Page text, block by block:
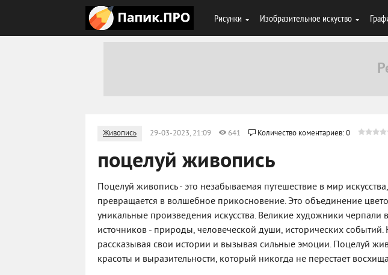
Рисунки Изобразительное искуство
Живопись 29-03-2023, 21:09 641 Количество коментариев: 0
поцелуй живопись
Поцелуй живопись - это незабываемая путешествие в мир
превращается в волшебное прикосновение. Это объединение
уникальные произведения искусства. Великие художники
источников - природы, человеческой души, исторических
рассказывая свои истории и вызывая сильные эмоции. Поцелуй
красоты и выразительности, который никогда не перестает